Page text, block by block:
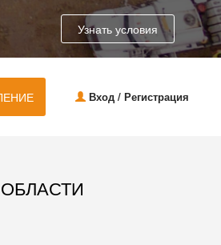
Узнать условия
Вход / Регистрация